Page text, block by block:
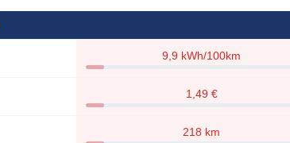
9,9 kWh/100km
1,49 €
218 km